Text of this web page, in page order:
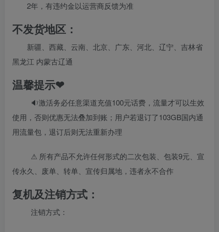
2年，有违约金以运营商反馈为准
不发货地区：
新疆、西藏、云南、北京、广东、河北、辽宁、吉林省
黑龙江 内蒙古辽通
温馨提示❤
🔉激活务必任意渠道充值100元话费，流量才可以生效
使用，否则优惠无法叠加到账；用户若退订了103GB国内通
用流量包，退订后则无法重新办理
⚠ 所有产品不允许任何形式的二次包装、包装9元、宣
传永久、废单、转单、宣传归属地，违者永不合作
复机及注销方式 ：
注销方式：